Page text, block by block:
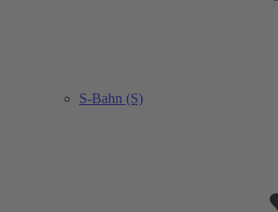
S-Bahn (S)